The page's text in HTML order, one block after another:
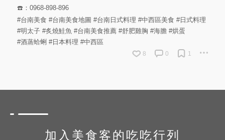
☎️：0968-898-896
#台南美食 #台南美食地圖 #台南日式料理 #中西區美食 #日式料理
#明太子 #炙燒鮭魚 #台南美食推薦 #舒肥雞胸 #海膽 #烘蛋
#酒蒸蛤蜊 #日本料理 #中西區
8 0 1
加入美食客的吃吃行列